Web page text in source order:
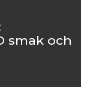
smak och